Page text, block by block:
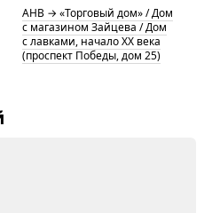
АНВ → «Торговый дом» / Дом
с магазином Зайцева / Дом
с лавками, начало XX века
(проспект Победы, дом 25)